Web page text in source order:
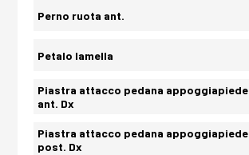
Perno ruota ant.
Petalo lamella
Piastra attacco pedana appoggiapiede
ant. Dx
Piastra attacco pedana appoggiapiede
post. Dx